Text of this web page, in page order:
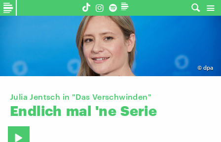
© dpa
Julia Jentsch in "Das Verschwinden"
Endlich mal 'ne Serie